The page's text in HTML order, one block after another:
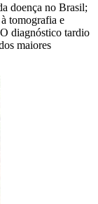
doença no Brasil;
tomografia e
diagnóstico tardio
maiores